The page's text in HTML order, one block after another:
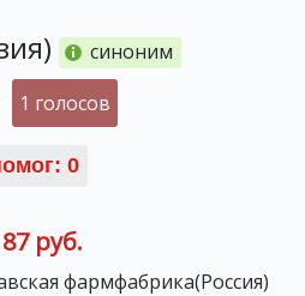
синоним
1 голосов
руб.
фармфабрика(Россия)